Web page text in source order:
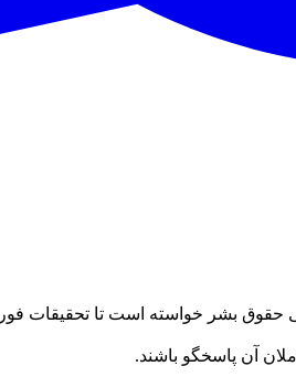
حقوق بشر خواسته است تا تحقیقات
آن پاسخگو باشند.